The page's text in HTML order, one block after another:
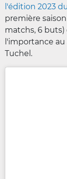
l'édition 2023
première
matchs, 6
l'importance
Tuchel.